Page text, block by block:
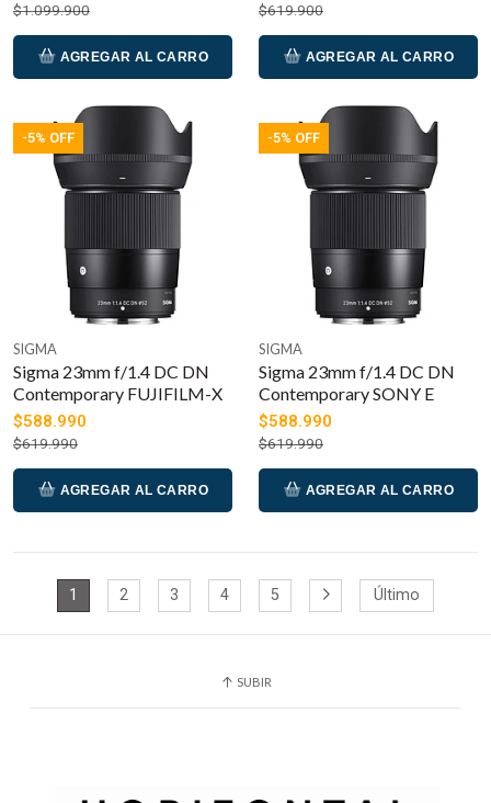
$1.099.900
AGREGAR AL CARRO
$619.900
AGREGAR AL CARRO
-5% OFF
SIGMA
Sigma 23mm f/1.4 DC DN
Contemporary FUJIFILM-X
$588.990
$619.990
AGREGAR AL CARRO
-5% OFF
SIGMA
Sigma 23mm f/1.4 DC DN
Contemporary SONY E
$588.990
$619.990
AGREGAR AL CARRO
1 2 3 4 5 Último
SUBIR